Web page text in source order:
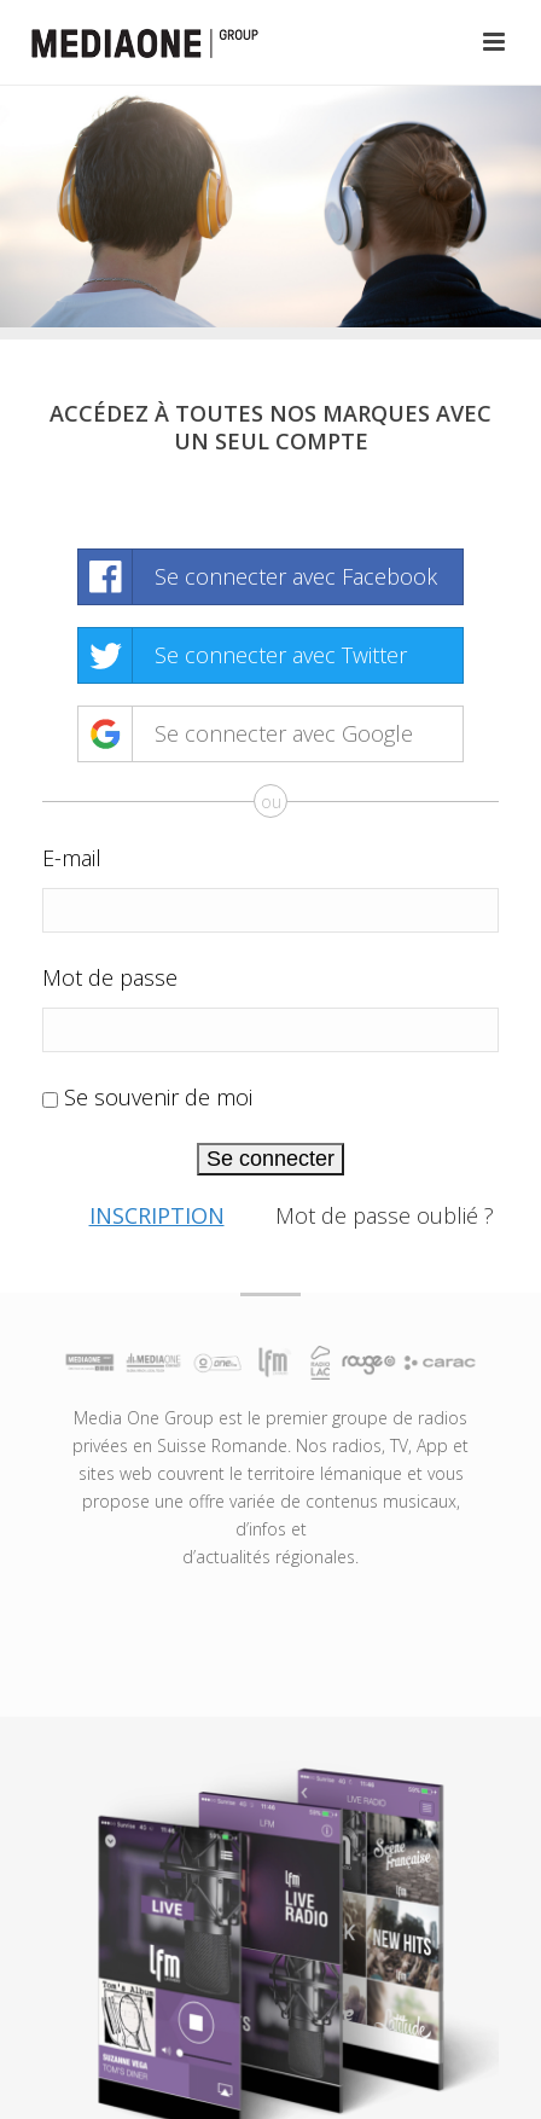
ACCÉDEZ À TOUTES NOS MARQUES AVEC
UN SEUL COMPTE
Se connecter avec Facebook
Se connecter avec Twitter
Se connecter avec Google
ou
E-mail
Mot de passe
Se souvenir de moi
Se connecter
INSCRIPTION Mot de passe oublié ?
Media One Group est le premier groupe de radios
privées en Suisse Romande. Nos radios, TV, App et
sites web couvrent le territoire lémanique et vous
propose une offre variée de contenus musicaux,
d’infos et
d’actualités régionales.